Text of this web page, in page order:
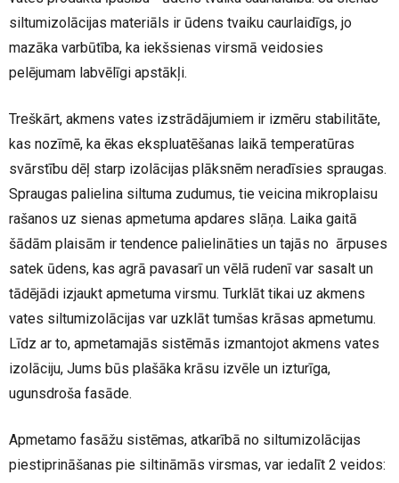
siltumizolācijas materiāls ir ūdens tvaiku caurlaidīgs, jo
mazāka varbūtība, ka iekšsienas virsmā veidosies
pelējumam labvēlīgi apstākļi.
Treškārt, akmens vates izstrādājumiem ir izmēru stabilitāte,
kas nozīmē, ka ēkas ekspluatēšanas laikā temperatūras
svārstību dēļ starp izolācijas plāksnēm neradīsies spraugas.
Spraugas palielina siltuma zudumus, tie veicina mikroplaisu
rašanos uz sienas apmetuma apdares slāņa. Laika gaitā
šādām plaisām ir tendence palielināties un tajās no ārpuses
satek ūdens, kas agrā pavasarī un vēlā rudenī var sasalt un
tādējādi izjaukt apmetuma virsmu. Turklāt tikai uz akmens
vates siltumizolācijas var uzklāt tumšas krāsas apmetumu.
Līdz ar to, apmetamajās sistēmās izmantojot akmens vates
izolāciju, Jums būs plašāka krāsu izvēle un izturīga,
ugunsdroša fasāde.
Apmetamo fasāžu sistēmas, atkarībā no siltumizolācijas
piestiprināšanas pie siltināmās virsmas, var iedalīt 2 veidos: